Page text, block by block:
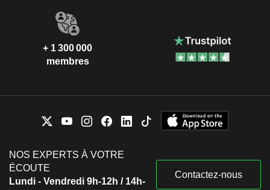
+ 1 300 000
membres
NOS EXPERTS À VOTRE
ÉCOUTE
Lundi - Vendredi 9h-12h / 14h-
Contactez-nous